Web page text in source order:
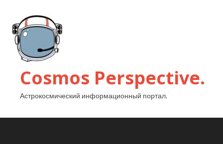
Cosmos Perspective.
Астрокосмический информационный портал.